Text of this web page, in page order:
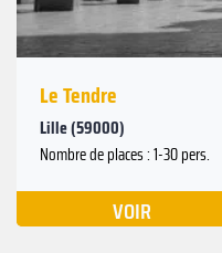
Le Tendre
Lille (59000)
Nombre de places : 1-30 pers.
VOIR